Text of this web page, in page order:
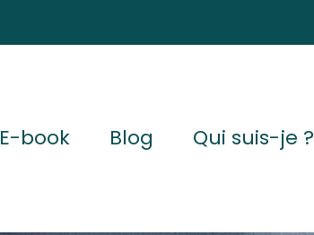
E-book Blog Qui suis-je ?